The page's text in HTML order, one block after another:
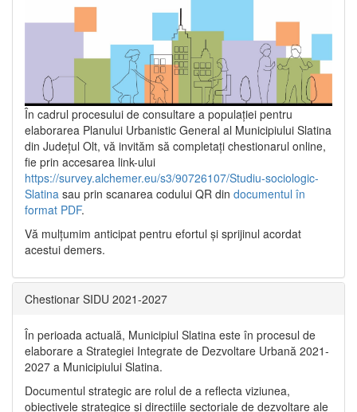
În cadrul procesului de consultare a populaţiei pentru
elaborarea Planului Urbanistic General al Municipiului Slatina
din Județul Olt, vă invităm să completați chestionarul online,
fie prin accesarea link-ului
https://survey.alchemer.eu/s3/90726107/Studiu-sociologic-
Slatina sau prin scanarea codului QR din documentul în
format PDF.
Vă mulţumim anticipat pentru efortul şi sprijinul acordat
acestui demers.
Chestionar SIDU 2021-2027
În perioada actuală, Municipiul Slatina este în procesul de
elaborare a Strategiei Integrate de Dezvoltare Urbană 2021‐
2027 a Municipiului Slatina.
Documentul strategic are rolul de a reflecta viziunea,
obiectivele strategice și direcțiile sectoriale de dezvoltare ale